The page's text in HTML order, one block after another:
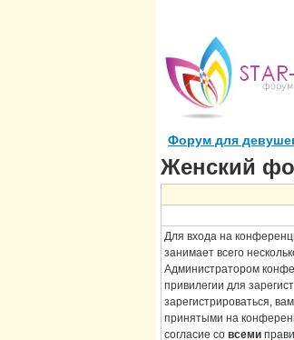
Форум для
Женский
Для входа на
занимает всего
Администратором
привилегии для
зарегистрироваться,
принятыми на
согласие со всеми